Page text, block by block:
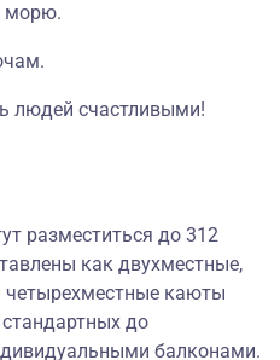
морю.
людей счастливыми!
разместиться до 312
как двухместные,
четырехместные каюты
до
балконами.